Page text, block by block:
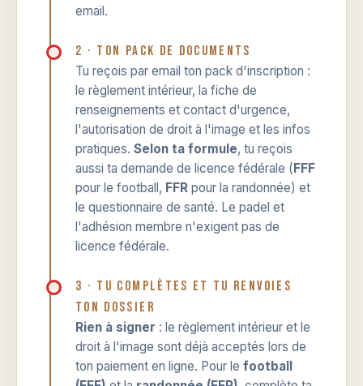
email.
2 · Ton pack de documents
Tu reçois par email ton pack d'inscription :
le règlement intérieur, la fiche de
renseignements et contact d'urgence,
l'autorisation de droit à l'image et les infos
pratiques. Selon ta formule, tu reçois
aussi ta demande de licence fédérale (FFF
pour le football, FFR pour la randonnée) et
le questionnaire de santé. Le padel et
l'adhésion membre n'exigent pas de
licence fédérale.
3 · Tu complètes et tu renvoies
ton dossier
Rien à signer : le règlement intérieur et le
droit à l'image sont déjà acceptés lors de
ton paiement en ligne. Pour le football